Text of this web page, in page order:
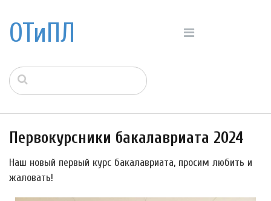
ОТиПЛ
Первокурсники бакалавриата 2024
Наш новый первый курс бакалавриата, просим любить и
жаловать!